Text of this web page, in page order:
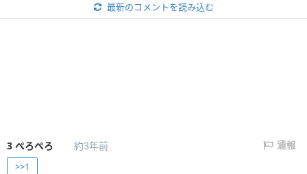
最新のコメントを読み込む
3 ぺろぺろ 約3年前 通報
>>1